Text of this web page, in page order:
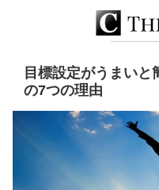
目標設定がうまいと
の7つの理由